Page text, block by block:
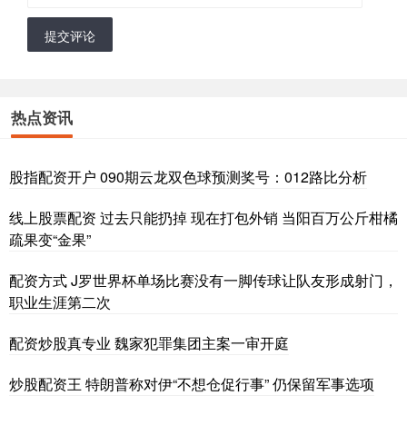
提交评论
热点资讯
股指配资开户 090期云龙双色球预测奖号：012路比分析
线上股票配资 过去只能扔掉 现在打包外销 当阳百万公斤柑橘
疏果变“金果”
配资方式 J罗世界杯单场比赛没有一脚传球让队友形成射门，
职业生涯第二次
配资炒股真专业 魏家犯罪集团主案一审开庭
炒股配资王 特朗普称对伊“不想仓促行事” 仍保留军事选项